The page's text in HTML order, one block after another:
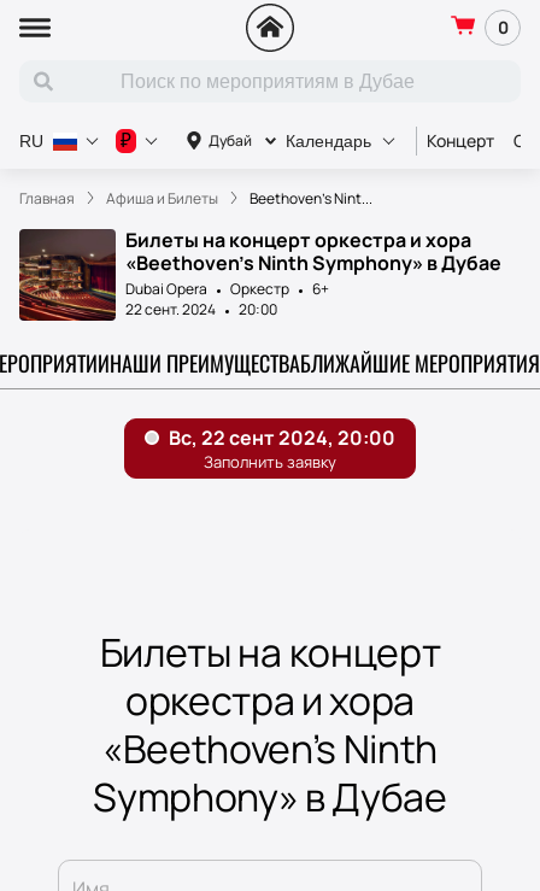
0
Дубай Календарь Концерт
RU ₽
Главная Афиша и Билеты Beethoven’s Nint...
Билеты на концерт оркестра и хора
«Beethoven’s Ninth Symphony» в Дубае
Dubai Opera Оркестр
6+
22 сент. 2024
20:00
НАШИ ПРЕИМУЩЕСТВАБЛИЖАЙШИЕ МЕРОПРИЯТИЯ
Билеты на концерт
оркестра и хора
«Beethoven’s Ninth
Symphony» в Дубае